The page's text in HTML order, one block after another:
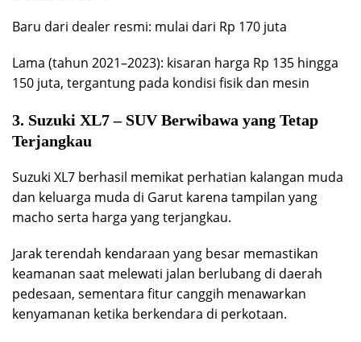
Baru dari dealer resmi: mulai dari Rp 170 juta
Lama (tahun 2021–2023): kisaran harga Rp 135 hingga
150 juta, tergantung pada kondisi fisik dan mesin
3. Suzuki XL7 – SUV Berwibawa yang Tetap
Terjangkau
Suzuki XL7 berhasil memikat perhatian kalangan muda
dan keluarga muda di Garut karena tampilan yang
macho serta harga yang terjangkau.
Jarak terendah kendaraan yang besar memastikan
keamanan saat melewati jalan berlubang di daerah
pedesaan, sementara fitur canggih menawarkan
kenyamanan ketika berkendara di perkotaan.